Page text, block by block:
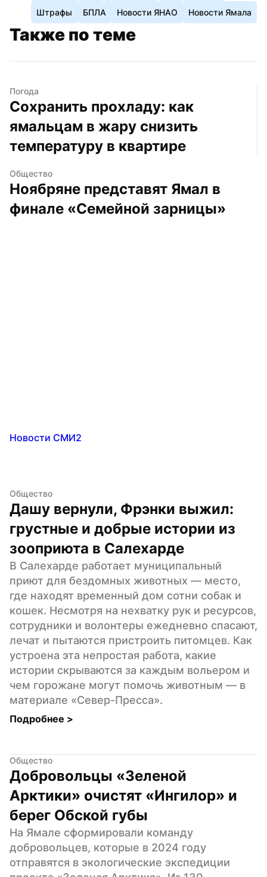
Штрафы БПЛА Новости ЯНАО Новости Ямала
Также по теме
Погода
Сохранить прохладу: как
ямальцам в жару снизить
температуру в квартире
Общество
Ноябряне представят Ямал в
финале «Семейной зарницы»
Новости СМИ2
Общество
Дашу вернули, Фрэнки выжил:
грустные и добрые истории из
зооприюта в Салехарде
В Салехарде работает муниципальный
приют для бездомных животных — место,
где находят временный дом сотни собак и
кошек. Несмотря на нехватку рук и ресурсов,
сотрудники и волонтеры ежедневно спасают,
лечат и пытаются пристроить питомцев. Как
устроена эта непростая работа, какие
истории скрываются за каждым вольером и
чем горожане могут помочь животным — в
материале «Север-Пресса».
Подробнее >
Общество
Добровольцы «Зеленой
Арктики» очистят «Ингилор» и
берег Обской губы
На Ямале сформировали команду
добровольцев, которые в 2024 году
отправятся в экологические экспедиции